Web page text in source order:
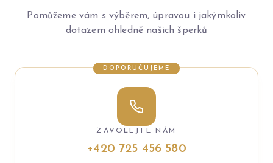
Pomůžeme vám s výběrem, úpravou i jakýmkoliv
dotazem ohledně našich šperků
DOPORUČUJEME
ZAVOLEJTE NÁM
+420 725 456 580